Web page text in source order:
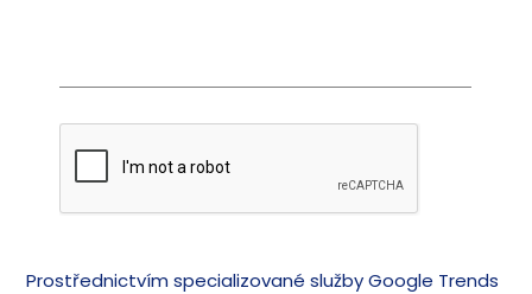
Prostřednictvím specializované služby Google Trends